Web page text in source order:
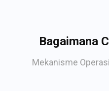
Bagaimana
Mekanisme